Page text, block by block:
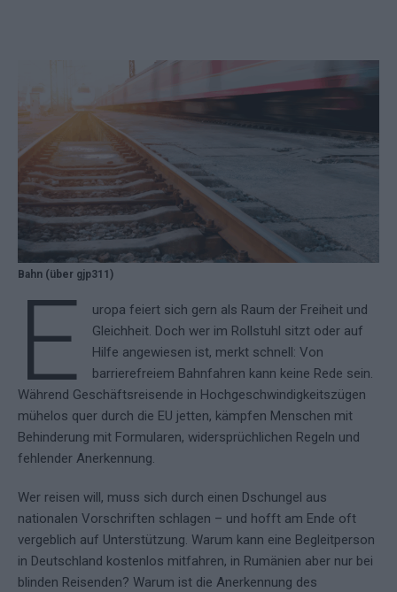
Bahn (über gjp311)
E
uropa feiert sich gern als Raum der Freiheit und
Gleichheit. Doch wer im Rollstuhl sitzt oder auf
Hilfe angewiesen ist, merkt schnell: Von
barrierefreiem Bahnfahren kann keine Rede sein.
Während Geschäftsreisende in Hochgeschwindigkeitszügen
mühelos quer durch die EU jetten, kämpfen Menschen mit
Behinderung mit Formularen, widersprüchlichen Regeln und
fehlender Anerkennung.
Wer reisen will, muss sich durch einen Dschungel aus
nationalen Vorschriften schlagen – und hofft am Ende oft
vergeblich auf Unterstützung. Warum kann eine Begleitperson
in Deutschland kostenlos mitfahren, in Rumänien aber nur bei
blinden Reisenden? Warum ist die Anerkennung des